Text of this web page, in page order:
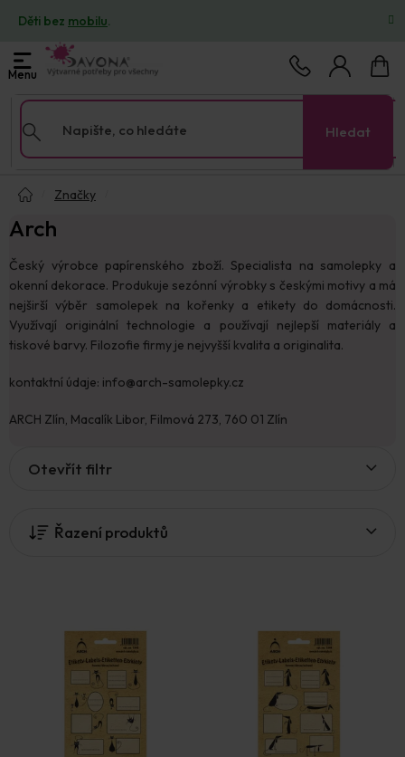
obsah
Děti bez mobilu.
Hledat
košík
Značky
Arch
Český výrobce papírenského zboží. Specialista na samolepky a
okenní dekorace. Produkuje sezónní výrobky s českými motivy a má
nejširší výběr samolepek na kořenky a etikety do domácnosti.
Využívají originální technologie a používají nejlepší materiály a
tiskové barvy. Filozofie firmy je nejvyšší kvalita a originalita.
kontaktní údaje: info@arch-samolepky.cz
ARCH Zlín, Macalík Libor, Filmová 273, 760 01 Zlín
Řazení produktů
Otevřít filtr